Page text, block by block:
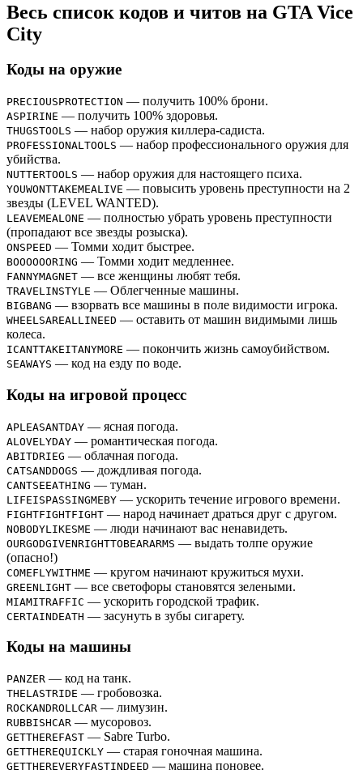
Весь список кодов и читов на GTA Vice
City
Коды на оружие
PRECIOUSPROTECTION — получить 100% брони.
ASPIRINE — получить 100% здоровья.
THUGSTOOLS — набор оружия киллера-садиста.
PROFESSIONALTOOLS — набор профессионального оружия для
убийства.
NUTTERTOOLS — набор оружия для настоящего психа.
YOUWONTTAKEMEALIVE — повысить уровень преступности на 2
звезды (LEVEL WANTED).
LEAVEMEALONE — полностью убрать уровень преступности
(пропадают все звезды розыска).
ONSPEED — Томми ходит быстрее.
BOOOOOORING — Томми ходит медленнее.
FANNYMAGNET — все женщины любят тебя.
TRAVELINSTYLE — Облегченные машины.
BIGBANG — взорвать все машины в поле видимости игрока.
WHEELSAREALLINEED — оставить от машин видимыми лишь
колеса.
ICANTTAKEITANYMORE — покончить жизнь самоубийством.
SEAWAYS — код на езду по воде.
Коды на игровой процесс
APLEASANTDAY — ясная погода.
ALOVELYDAY — романтическая погода.
ABITDRIEG — облачная погода.
CATSANDDOGS — дождливая погода.
CANTSEEATHING — туман.
LIFEISPASSINGMEBY — ускорить течение игрового времени.
FIGHTFIGHTFIGHT — народ начинает драться друг с другом.
NOBODYLIKESME — люди начинают вас ненавидеть.
OURGODGIVENRIGHTTOBEARARMS — выдать толпе оружие
(опасно!)
COMEFLYWITHME — кругом начинают кружиться мухи.
GREENLIGHT — все светофоры становятся зелеными.
MIAMITRAFFIC — ускорить городской трафик.
CERTAINDEATH — засунуть в зубы сигарету.
Коды на машины
PANZER — код на танк.
THELASTRIDE — гробовозка.
ROCKANDROLLCAR — лимузин.
RUBBISHCAR — мусоровоз.
GETTHEREFAST — Sabre Turbo.
GETTHEREQUICKLY — старая гоночная машина.
GETTHEREVERYFASTINDEED — машина поновее.